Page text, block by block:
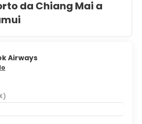
da Chiang Mai a
Airways